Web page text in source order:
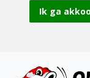
Ik ga